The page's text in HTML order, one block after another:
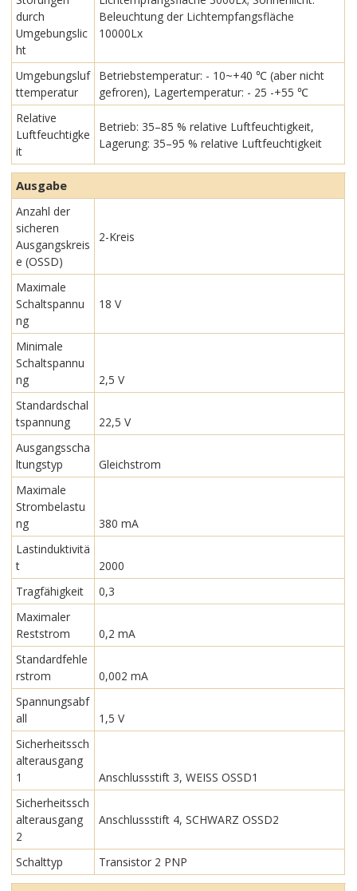
durch
Umgebungslic
ht
Beleuchtung der Lichtempfangsfläche
10000Lx
Umgebungsluf
ttemperatur
Betriebstemperatur: - 10~+40 ℃ (aber nicht
gefroren), Lagertemperatur: - 25 -+55 ℃
Relative
Luftfeuchtigke
it
Betrieb: 35–85 % relative Luftfeuchtigkeit,
Lagerung: 35–95 % relative Luftfeuchtigkeit
Ausgabe
Anzahl der
sicheren
Ausgangskreis
e (OSSD)
2-Kreis
Maximale
Schaltspannu
ng
18 V
Minimale
Schaltspannu
ng
2,5 V
Standardschal
tspannung
22,5 V
Ausgangsscha
ltungstyp
Gleichstrom
Maximale
Strombelastu
ng
380 mA
Lastinduktivitä
t
2000
Tragfähigkeit
0,3
Maximaler
Reststrom
0,2 mA
Standardfehle
rstrom
0,002 mA
Spannungsabf
all
1,5 V
Sicherheitssch
alterausgang
1
Anschlussstift 3, WEISS OSSD1
Sicherheitssch
alterausgang
2
Anschlussstift 4, SCHWARZ OSSD2
Schalttyp Transistor 2 PNP